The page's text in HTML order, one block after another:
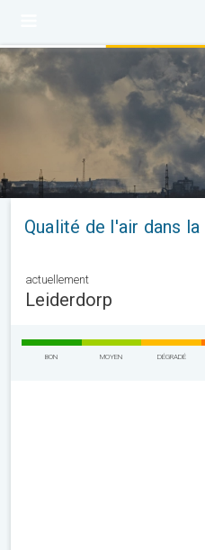
Qualité de l'air dans
actuellement
Leiderdorp
BON MOYEN DÉGRADÉ